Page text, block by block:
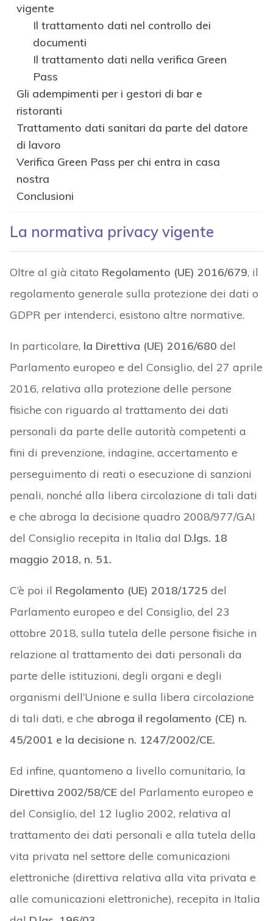
vigente
Il trattamento dati nel controllo dei
documenti
Il trattamento dati nella verifica Green
Pass
Gli adempimenti per i gestori di bar e
ristoranti
Trattamento dati sanitari da parte del datore
di lavoro
Verifica Green Pass per chi entra in casa
nostra
Conclusioni
La normativa privacy vigente
Oltre al già citato Regolamento (UE) 2016/679, il
regolamento generale sulla protezione dei dati o
GDPR per intenderci, esistono altre normative.
In particolare, la Direttiva (UE) 2016/680 del
Parlamento europeo e del Consiglio, del 27 aprile
2016, relativa alla protezione delle persone
fisiche con riguardo al trattamento dei dati
personali da parte delle autorità competenti a
fini di prevenzione, indagine, accertamento e
perseguimento di reati o esecuzione di sanzioni
penali, nonché alla libera circolazione di tali dati
e che abroga la decisione quadro 2008/977/GAI
del Consiglio recepita in Italia dal D.lgs. 18
maggio 2018, n. 51.
C’è poi il Regolamento (UE) 2018/1725 del
Parlamento europeo e del Consiglio, del 23
ottobre 2018, sulla tutela delle persone fisiche in
relazione al trattamento dei dati personali da
parte delle istituzioni, degli organi e degli
organismi dell’Unione e sulla libera circolazione
di tali dati, e che abroga il regolamento (CE) n.
45/2001 e la decisione n. 1247/2002/CE.
Ed infine, quantomeno a livello comunitario, la
Direttiva 2002/58/CEdel Parlamento europeo e
del Consiglio, del 12 luglio 2002, relativa al
trattamento dei dati personali e alla tutela della
vita privata nel settore delle comunicazioni
elettroniche (direttiva relativa alla vita privata e
alle comunicazioni elettroniche), recepita in Italia